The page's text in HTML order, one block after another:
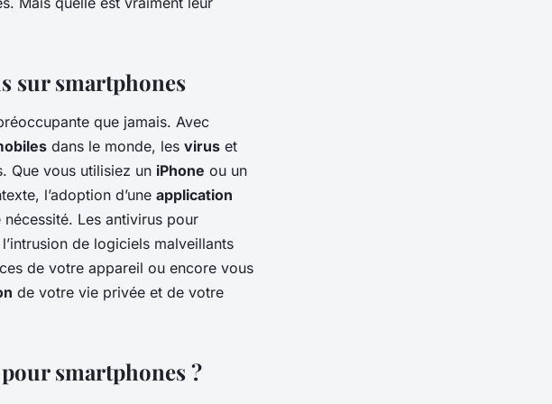
sur smartphones
que jamais. Avec
dans le monde, les virus et
Que vous utilisiez un iPhone ou un
l’adoption d’une application
Les antivirus pour
de logiciels malveillants
de votre appareil ou encore vous
de votre vie privée et de votre
smartphones ?